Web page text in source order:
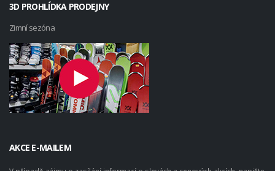
3D PROHLÍDKA PRODEJNY
Zimní sezóna
AKCE E-MAILEM